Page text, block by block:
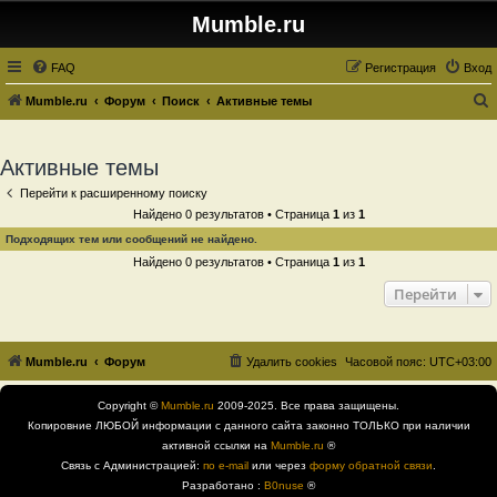
Mumble.ru
FAQ Вход
Регистрация
Mumble.ru Форум Поиск Активные темы
Активные темы
Перейти к расширенному поиску
Найдено 0 результатов • Страница 1из 1
Подходящих тем или сообщений не найдено.
Найдено 0 результатов • Страница 1из 1
Перейти
Mumble.ru Форум Часовой пояс: UTC+03:00
Удалить cookies
Copyright ©Mumble.ru 2009-2025. Все права защищены.
Копировние ЛЮБОЙ информации с данного сайта законно ТОЛЬКО при наличии
активной ссылки на Mumble.ru ®
Связь с Администрацией: по e-mail или через форму обратной связи
Разработано : B0nuse ®